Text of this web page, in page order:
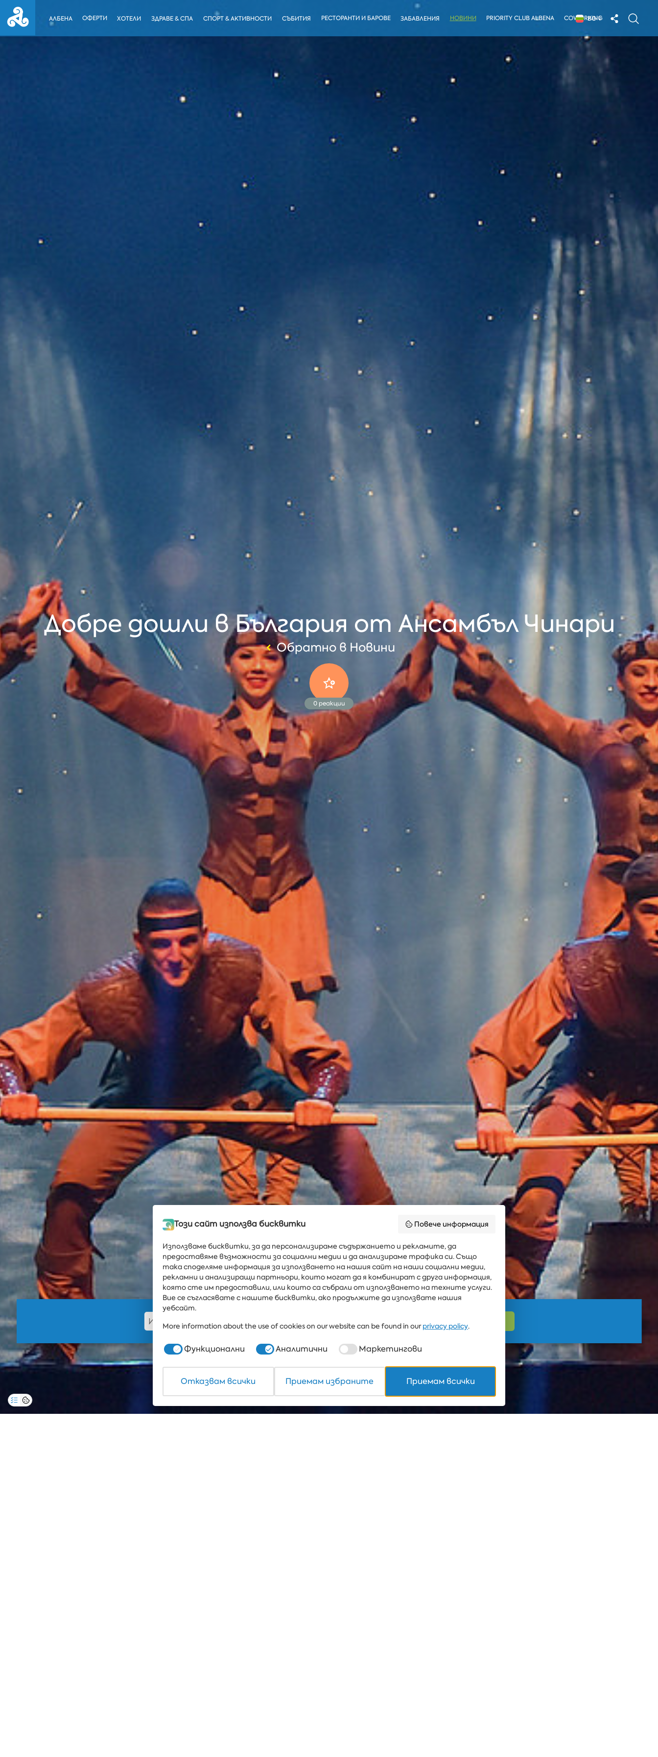
АЛБЕНА ОФЕРТИ ХОТЕЛИ ЗДРАВЕ & СПА СПОРТ & АКТИВНОСТИ СЪБИТИЯ РЕСТОРАНТИ И БАРОВЕ ЗАБАВЛЕНИЯ НОВИНИ PRIORITY CLUB ALBENA COWORKING
BG
Добре дошли в България от Aнсамбъл Чинари
Обратно в Новини
0реакции
Този сайт използва бисквитки Повече информация
Използваме бисквитки, за да персонализираме съдържанието и рекламите, да
предоставяме възможности за социални медии и да анализираме трафика си. Също
така споделяме информация за използването на нашия сайт на наши социални медии,
рекламни и анализиращи партньори, които могат да я комбинират с друга информация,
която сте им предоставили, или които са събрали от използването на техните услуги.
Вие се съгласявате с нашите бисквитки, ако продължите да използвате нашия
уебсайт.
More information about the use of cookies on our website can be found in ourprivacy policy.
Функционални Аналитични Маркетингови
Отказвам всички Приемам избраните Приемам всички